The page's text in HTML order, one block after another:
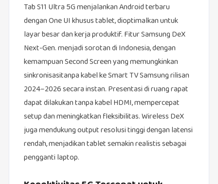
Tab S11 Ultra 5G menjalankan Android terbaru
dengan One UI khusus tablet, dioptimalkan untuk
layar besar dan kerja produktif. Fitur Samsung DeX
Next-Gen. menjadi sorotan di Indonesia, dengan
kemampuan Second Screen yang memungkinkan
sinkronisasitanpa kabel ke Smart TV Samsung rilisan
2024–2026 secara instan. Presentasi di ruang rapat
dapat dilakukan tanpa kabel HDMI, mempercepat
setup dan meningkatkan fleksibilitas. Wireless DeX
juga mendukung output resolusi tinggi dengan latensi
rendah, menjadikan tablet semakin realistis sebagai
pengganti laptop.